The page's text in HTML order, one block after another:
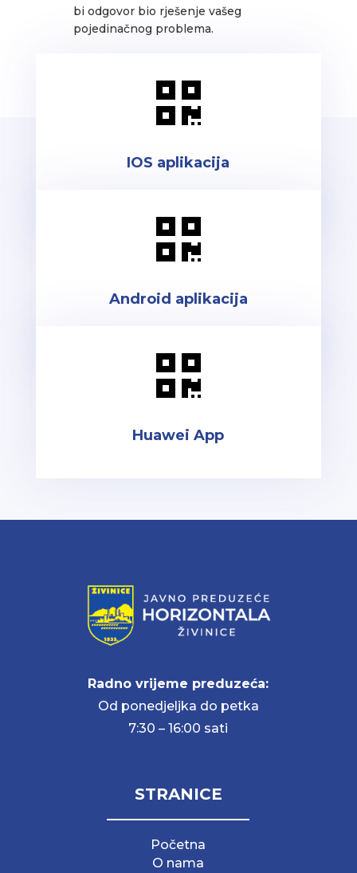
bi odgovor bio rješenje vašeg
pojedinačnog problema.

IOS aplikacija

Android aplikacija

Huawei App
Radno vrijeme preduzeća:
Od ponedjeljka do petka
7:30 – 16:00 sati
STRANICE
Početna
O nama